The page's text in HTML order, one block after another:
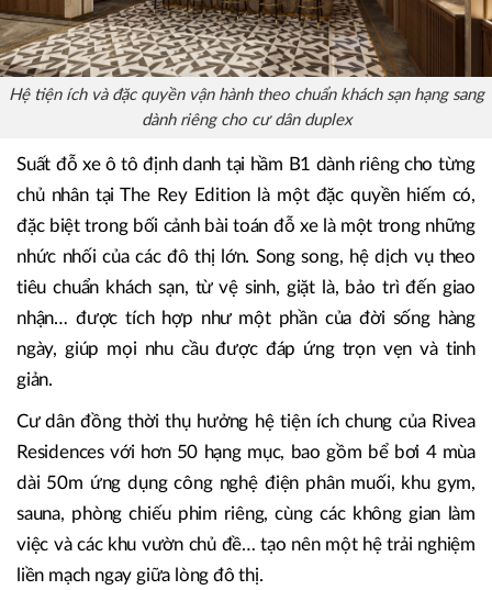
Hệ tiện ích và đặc quyền vận hành theo chuẩn khách sạn hạng sang
dành riêng cho cư dân duplex
Suất đỗ xe ô tô định danh tại hầm B1 dành riêng cho từng
chủ nhân tại The Rey Edition là một đặc quyền hiếm có,
đặc biệt trong bối cảnh bài toán đỗ xe là một trong những
tiêu chuẩn khách sạn, từ vệ sinh, giặt là, bảo trì đến giao
nhận… được tích hợp như một phần của đời sống hàng
ngày, giúp mọi nhu cầu được đáp ứng trọn vẹn và tinh
Cư dân đồng thời thụ hưởng hệ tiện ích chung của Rivea